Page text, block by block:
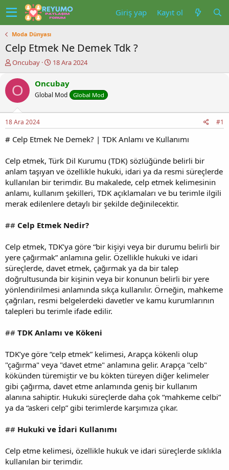
Giriş yap Kayıt ol
Moda Dünyası
Celp Etmek Ne Demek Tdk ?
K
n
u
a
ş
t
a
n
Oncubay
B
ş
l
a
ç
t
r
i
h
i
18 Ara 2024
O Oncubay
Global Mod Global Mod
18 Ara 2024 #1
# Celp Etmek Ne Demek? | TDK Anlamı ve Kullanımı
Celp etmek, Türk Dil Kurumu (TDK) sözlüğünde belirli bir
anlam taşıyan ve özellikle hukuki, idari ya da resmi süreçlerde
kullanılan bir terimdir. Bu makalede, celp etmek kelimesinin
anlamı, kullanım şekilleri, TDK açıklamaları ve bu terimle ilgili
merak edilenlere detaylı bir şekilde değinilecektir.
## Celp Etmek Nedir?
Celp etmek, TDK’ya göre “bir kişiyi veya bir durumu belirli bir
yere çağırmak” anlamına gelir. Özellikle hukuki ve idari
süreçlerde, davet etmek, çağırmak ya da bir talep
doğrultusunda bir kişinin veya bir konunun belirli bir yere
yönlendirilmesi anlamında sıkça kullanılır. Örneğin, mahkeme
çağrıları, resmi belgelerdeki davetler ve kamu kurumlarının
talepleri bu terimle ifade edilir.
## TDK Anlamı ve Kökeni
TDK’ye göre “celp etmek” kelimesi, Arapça kökenli olup
"çağırma" veya "davet etme" anlamına gelir. Arapça "celb"
kökünden türemiştir ve bu kökten türeyen diğer kelimeler
gibi çağırma, davet etme anlamında geniş bir kullanım
alanına sahiptir. Hukuki süreçlerde daha çok “mahkeme celbi”
ya da “askeri celp” gibi terimlerde karşımıza çıkar.
## Hukuki ve İdari Kullanımı
Celp etme kelimesi, özellikle hukuk ve idari süreçlerde sıklıkla
kullanılan bir terimdir.